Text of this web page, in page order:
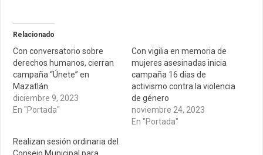
Relacionado
Con conversatorio sobre
derechos humanos, cierran
campaña “Únete” en
Mazatlán
diciembre 9, 2023
En "Portada"
Con vigilia en memoria de
mujeres asesinadas inicia
campaña 16 días de
activismo contra la violencia
de género
noviembre 24, 2023
En "Portada"
Realizan sesión ordinaria del